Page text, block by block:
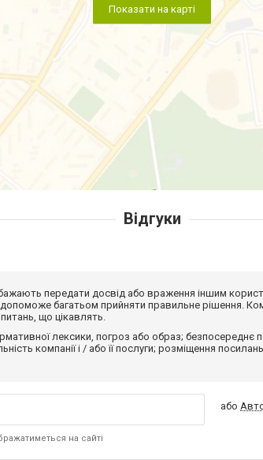
Показати на карті
Відгуки
бажають передати досвід або враження іншим
багатьом прийняти правильне рішення.
що цікавлять.
лексики, погроз або образ; безпосереднє
компанії і / або її послуги; розміщення
на сайті
або